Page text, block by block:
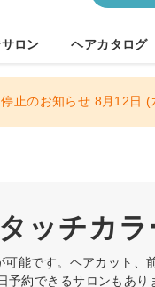
ロン ヘアカタログ
止のお知らせ 8月12日
ッチカ
能です。ヘアカット
約できるサロンもあり